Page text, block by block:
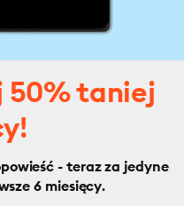
50% taniej
- teraz za jedyne
6 miesięcy.